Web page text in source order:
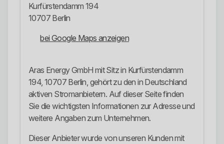
Kurfürstendamm 194
10707 Berlin
bei Google Maps anzeigen
Aras Energy GmbH mit Sitz in Kurfürstendamm
194, 10707 Berlin, gehört zu den in Deutschland
aktiven Stromanbietern. Auf dieser Seite finden
Sie die wichtigsten Informationen zur Adresse und
weitere Angaben zum Unternehmen.
Dieser Anbieter wurde von unseren Kunden mit